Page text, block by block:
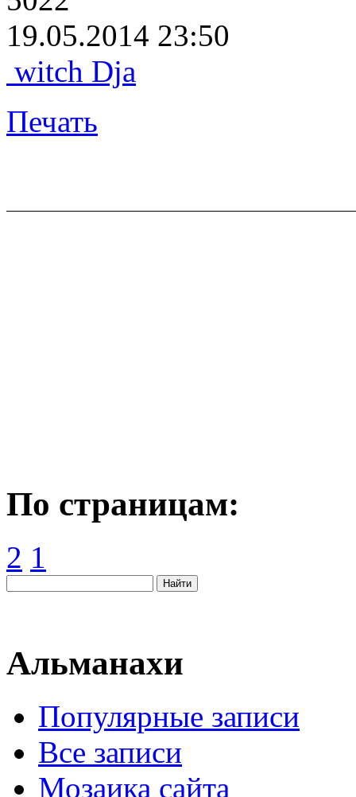
19.05.2014 23:50
witch Dja
Печать
По страницам:
2 1
Альманахи
Популярные записи
Все записи
Мозаика сайта